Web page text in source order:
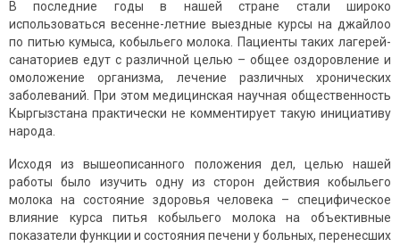
В последние годы в нашей стране стали широко
использоваться весенне-летние выездные курсы на джайлоо
по питью кумыса, кобыльего молока. Пациенты таких лагерей-
санаториев едут с различной целью – общее оздоровление и
омоложение организма, лечение различных хронических
заболеваний. При этом медицинская научная общественность
Кыргызстана практически не комментирует такую инициативу
народа.
Исходя из вышеописанного положения дел, целью нашей
работы было изучить одну из сторон действия кобыльего
молока на состояние здоровья человека – специфическое
влияние курса питья кобыльего молока на объективные
показатели функции и состояния печени у больных, перенесших